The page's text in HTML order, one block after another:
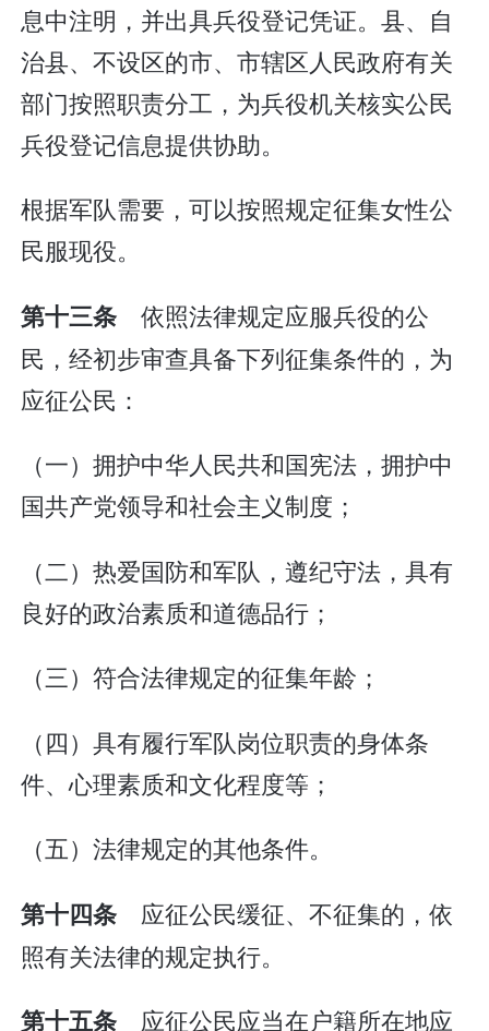
息中注明，并出具兵役登记凭证。县、自
治县、不设区的市、市辖区人民政府有关
部门按照职责分工，为兵役机关核实公民
兵役登记信息提供协助。
根据军队需要，可以按照规定征集女性公
民服现役。
第十三条 依照法律规定应服兵役的公
民，经初步审查具备下列征集条件的，为
应征公民：
（一）拥护中华人民共和国宪法，拥护中
国共产党领导和社会主义制度；
（二）热爱国防和军队，遵纪守法，具有
良好的政治素质和道德品行；
（三）符合法律规定的征集年龄；
（四）具有履行军队岗位职责的身体条
件、心理素质和文化程度等；
（五）法律规定的其他条件。
第十四条 应征公民缓征、不征集的，依
照有关法律的规定执行。
第十五条 应征公民应当在户籍所在地应